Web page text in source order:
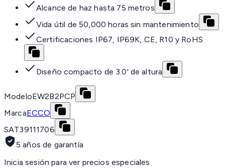
Alcance de haz hasta 75 metros
Vida útil de 50,000 horas sin mantenimiento
Certificaciones IP67, IP69K, CE, R10 y RoHS
Diseño compacto de 3.0' de altura
ModeloEW2B2PCP
MarcaECCO
SAT39111706
5 años de garantía
Inicia sesión para ver precios especiales